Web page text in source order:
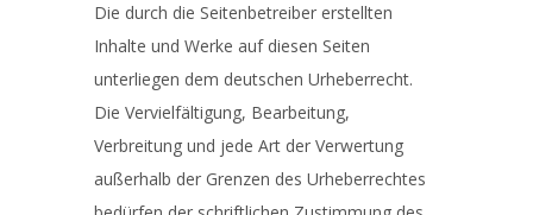
Die durch die Seitenbetreiber erstellten
Inhalte und Werke auf diesen Seiten
unterliegen dem deutschen Urheberrecht.
Die Vervielfältigung, Bearbeitung,
Verbreitung und jede Art der Verwertung
außerhalb der Grenzen des Urheberrechtes